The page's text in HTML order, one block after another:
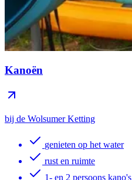
Kanoën
bij de Wolsumer Ketting
genieten op het water
rust en ruimte
1- en 2 persoons kano's